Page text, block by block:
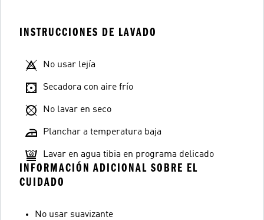
INSTRUCCIONES DE LAVADO
No usar lejía
Secadora con aire frío
No lavar en seco
Planchar a temperatura baja
Lavar en agua tibia en programa delicado
INFORMACIÓN ADICIONAL SOBRE EL
CUIDADO
No usar suavizante